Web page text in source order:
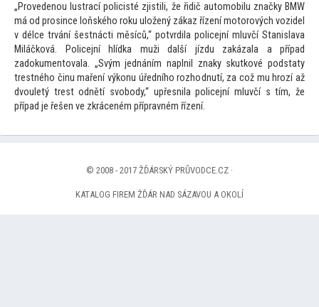
„Provedenou lustrací policisté zjistili, že řidič automobilu značky BMW
má od prosince loňského roku uložený zákaz řízení motorových vozidel
v délce trvání šestnácti měsíců,“ potvrdila policejní mluvčí Stanislava
Miláčková. Policejní hlídka muži další jízdu zakázala a případ
zadokumentovala. „Svým jednáním naplnil znaky skutkové podstaty
trestného činu maření výkonu úředního rozhodnutí, za což mu hrozí až
dvouletý trest odnětí svobody,“ upřesnila policejní mluvčí s tím, že
případ je řešen ve zkráceném přípravném řízení.
© 2008 - 2017 ŽĎÁRSKÝ PRŮVODCE.CZ ·
KATALOG FIREM ŽĎÁR NAD SÁZAVOU A OKOLÍ